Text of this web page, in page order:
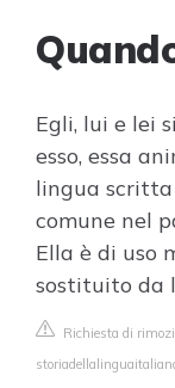
Egli, lui e lei
esso, essa
lingua
comune nel
Ella è di uso
sostituito da
Richiesta di